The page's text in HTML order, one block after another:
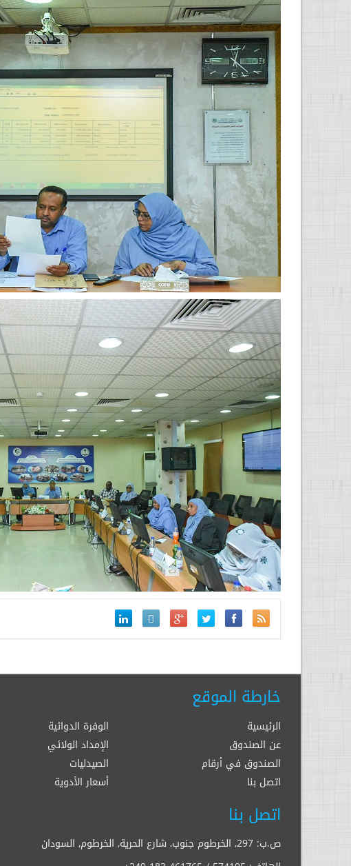
خارطة الموقع
الرئيسية الوفرة الدوائية
عن الصندوق
الإمداد الولائي
الصندوق في أرقام
الصيدليات
اتصل بنا
أسعار الأدوية
اتصل بنا
ص.ب: 297, الخرطوم جنوب, شارع الحرية, الخرطوم, السودان